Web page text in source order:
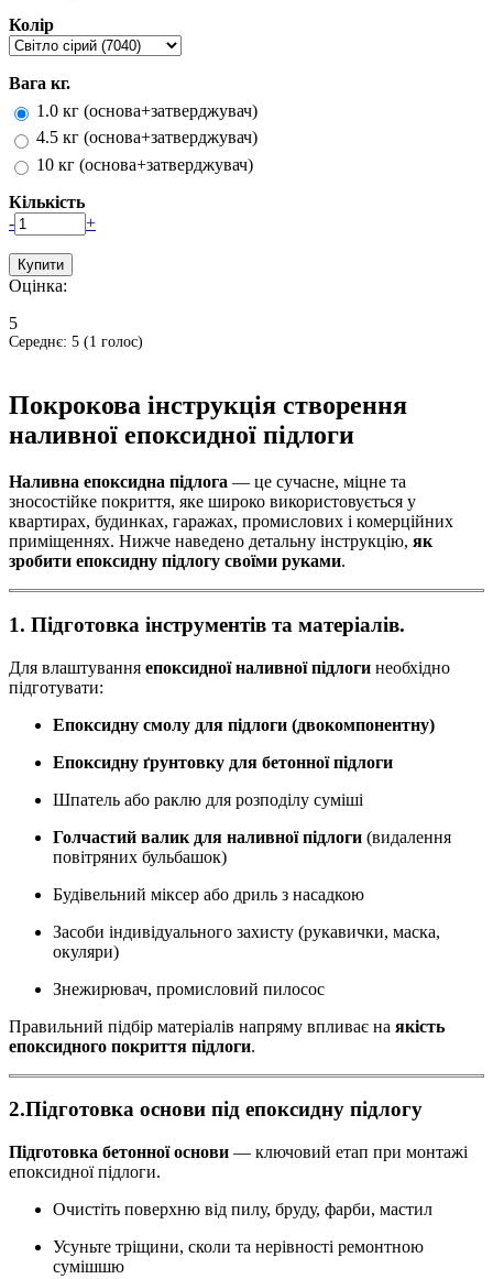
Колір
Вага кг.
1.0 кг (основа+затверджувач)
4.5 кг (основа+затверджувач)
10 кг (основа+затверджувач)
Кількість
-
+
Оцінка:
5
Середнє: 5 (1 голос)
Покрокова інструкція створення
наливної епоксидної підлоги
Наливна епоксидна підлога — це сучасне, міцне та
зносостійке покриття, яке широко використовується у
квартирах, будинках, гаражах, промислових і комерційних
приміщеннях. Нижче наведено детальну інструкцію, як
зробити епоксидну підлогу своїми руками.
1. Підготовка інструментів та матеріалів.
Для влаштування епоксидної наливної підлоги необхідно
підготувати:
Епоксидну смолу для підлоги (двокомпонентну)
Епоксидну ґрунтовку для бетонної підлоги
Шпатель або раклю для розподілу суміші
Голчастий валик для наливної підлоги (видалення
повітряних бульбашок)
Будівельний міксер або дриль з насадкою
Засоби індивідуального захисту (рукавички, маска,
окуляри)
Знежирювач, промисловий пилосос
Правильний підбір матеріалів напряму впливає на якість
епоксидного покриття підлоги.
2.Підготовка основи під епоксидну підлогу
Підготовка бетонної основи — ключовий етап при монтажі
епоксидної підлоги.
Очистіть поверхню від пилу, бруду, фарби, мастил
Усуньте тріщини, сколи та нерівності ремонтною
сумішшю